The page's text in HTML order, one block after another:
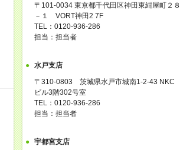
〒101-0034 東京都千代田区神田東紺屋町２８
－１ VORT神田2 7F
TEL：0120-936-286
担当：担当者
水戸支店
〒310-0803 茨城県水戸市城南1-2-43 NKC
ビル3階302号室
TEL：0120-936-286
担当：担当者
宇都宮支店